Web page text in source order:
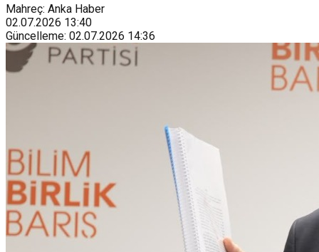
Mahreç: Anka Haber
02.07.2026 13:40
Güncelleme: 02.07.2026 14:36